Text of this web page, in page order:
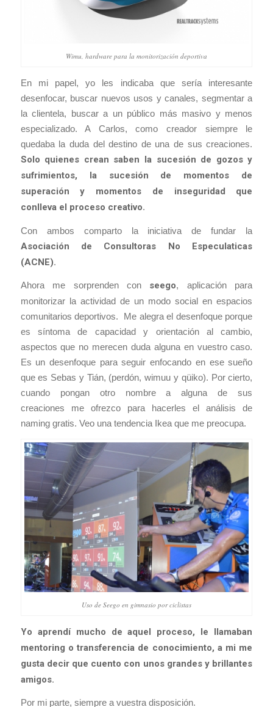
Wimu, hardware para la monitorización deportiva
En mi papel, yo les indicaba que sería interesante
desenfocar, buscar nuevos usos y canales, segmentar a
la clientela, buscar a un público más masivo y menos
especializado. A Carlos, como creador siempre le
quedaba la duda del destino de una de sus creaciones.
Solo quienes crean saben la sucesión de gozos y
sufrimientos, la sucesión de momentos de
superación y momentos de inseguridad que
conlleva el proceso creativo.
Con ambos comparto la iniciativa de fundar la
Asociación de Consultoras No Especulaticas
(ACNE).
Ahora me sorprenden con seego, aplicación para
monitorizar la actividad de un modo social en espacios
comunitarios deportivos. Me alegra el desenfoque porque
es síntoma de capacidad y orientación al cambio,
aspectos que no merecen duda alguna en vuestro caso.
Es un desenfoque para seguir enfocando en ese sueño
que es Sebas y Tián, (perdón, wimuu y qüiko). Por cierto,
cuando pongan otro nombre a alguna de sus
creaciones me ofrezco para hacerles el análisis de
naming gratis. Veo una tendencia Ikea que me preocupa.
Uso de Seego en gimnasio por ciclistas
Yo aprendí mucho de aquel proceso, le llamaban
mentoring o transferencia de conocimiento, a mi me
gusta decir que cuento con unos grandes y brillantes
amigos.
Por mi parte, siempre a vuestra disposición.